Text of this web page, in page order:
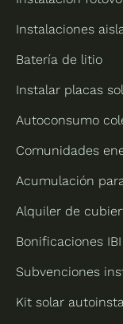
Instalaciones
Batería de litio
Instalar placas
Autoconsumo
Comunidades
Acumulación
Alquiler de
Bonificaciones
Subvenciones
Kit solar